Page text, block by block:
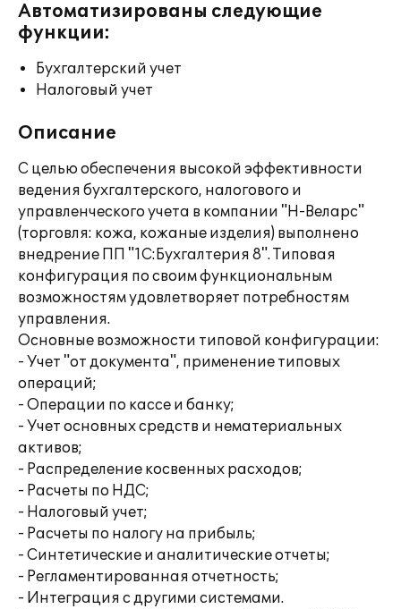
Автоматизированы следующие
функции:
Бухгалтерский учет
Налоговый учет
Описание
С целью обеспечения высокой эффективности
ведения бухгалтерского, налогового и
управленческого учета в компании "Н-Веларс"
(торговля: кожа, кожаные изделия) выполнено
внедрение ПП "1С:Бухгалтерия 8". Типовая
конфигурация по своим функциональным
возможностям удовлетворяет потребностям
управления.
Основные возможности типовой конфигурации:
- Учет "от документа", применение типовых
операций;
- Операции по кассе и банку;
- Учет основных средств и нематериальных
активов;
- Распределение косвенных расходов;
- Расчеты по НДС;
- Налоговый учет;
- Расчеты по налогу на прибыль;
- Синтетические и аналитические отчеты;
- Регламентированная отчетность;
- Интеграция с другими системами.